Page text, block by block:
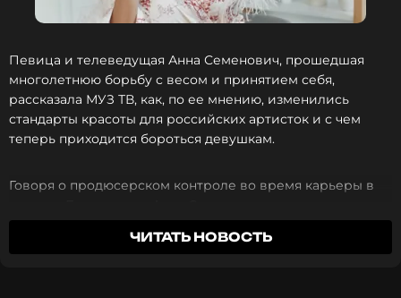
Певица и телеведущая Анна Семенович, прошедшая
многолетнюю борьбу с весом и принятием себя,
рассказала МУЗ ТВ, как, по ее мнению, изменились
стандарты красоты для российских артисток и с чем
теперь приходится бороться девушкам.
Говоря о продюсерском контроле во время карьеры в
система работала по принципу «соответствуй или
плати», но давление этого ультиматума артистки
ЧИТАТЬ НОВОСТЬ